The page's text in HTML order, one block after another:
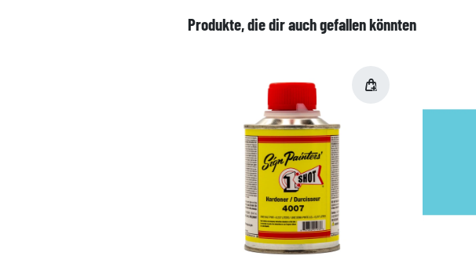
Produkte, die dir auch gefallen könnten